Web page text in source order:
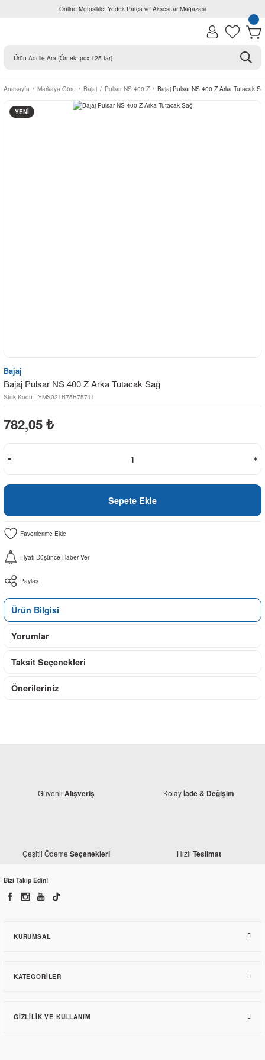
Online Motosiklet Yedek Parça ve Aksesuar Mağazası
Anasayfa Markaya Göre Bajaj Pulsar NS 400 Z Bajaj Pulsar NS 400 Z Arka Tutacak
YENİ
Bajaj
Bajaj Pulsar NS 400 Z Arka Tutacak Sağ
Stok Kodu : YMS021B75B75711
782,05 ₺
Sepete Ekle
Fiyatı Düşünce Haber Ver
Paylaş
Ürün Bilgisi
Yorumlar
Taksit Seçenekleri
Önerileriniz
Güvenli Alışveriş Kolayİade & Değişim
Çeşitli Ödeme Seçenekleri Hızlı Teslimat
Bizi Takip Edin!
KURUMSAL
KATEGORILER
GIZLILIK VE KULLANIM